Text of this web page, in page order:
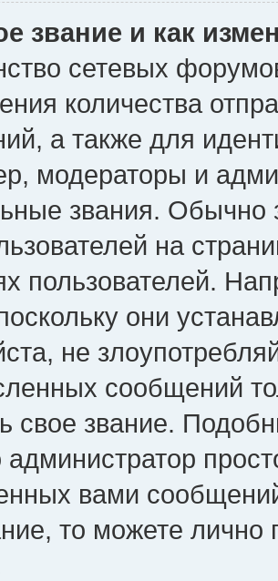
звание и как
сетевых
количества
а также для
модераторы и
звания. Обычно
на
пользователей.
они
не
сообщений
свое звание.
администратор
вами
то можете лично